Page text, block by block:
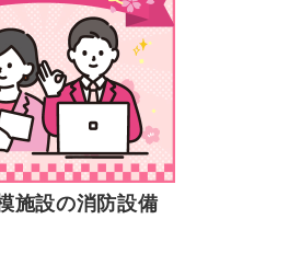
施設の消防設備